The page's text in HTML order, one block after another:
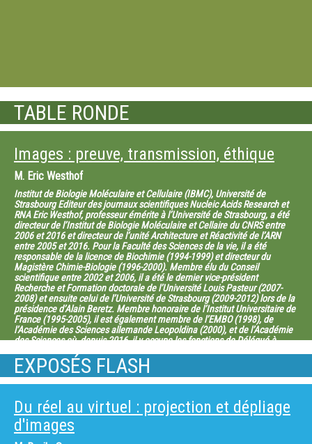
TABLE RONDE
Images : preuve, transmission, éthique
M. Eric Westhof
Institut de Biologie Moléculaire et Cellulaire (IBMC), Université de
Strasbourg Editeur des journaux scientifiques Nucleic Acids Research et
RNA Eric Westhof, professeur émérite à l’Université de Strasbourg, a été
directeur de l’Institut de Biologie Moléculaire et Cellaire du CNRS entre
2006 et 2016 et directeur de l’unité Architecture et Réactivité de l’ARN
entre 2005 et 2016. Pour la Faculté des Sciences de la vie, il a été
responsable de la licence de Biochimie (1994-1999) et directeur du
Magistère Chimie-Biologie (1996-2000). Membre élu du Conseil
scientifique entre 2002 et 2006, il a été le dernier vice-président
Recherche et Formation doctorale de l’Université Louis Pasteur (2007-
2008) et ensuite celui de l’Université de Strasbourg (2009-2012) lors de la
présidence d’Alain Beretz. Membre honoraire de l’Institut Universitaire de
France (1995-2005), il est également membre de l’EMBO (1998), de
l’Académie des Sciences allemande Leopoldina (2000), et de l’Académie
des Sciences où, depuis 2016, il y occupe les fonctions de Délégué à
et de RNA.
M. François-xavier Vives
travaille à Paris. Diplômé de l’école Louis Lumière (Vaugirard) en 1991, il
aborde la réalisation par le documentaire de création avec des projets
traversés par la question de l’identité. C’est ce qui sera aussi au cœur de
EXPOSÉS FLASH
Du réel au virtuel : projection et dépliage
d'images